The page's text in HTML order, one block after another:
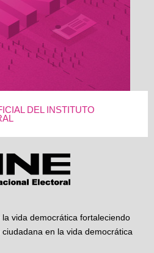
DEL INSTITUTO
vida democrática fortaleciendo
en la vida democrática